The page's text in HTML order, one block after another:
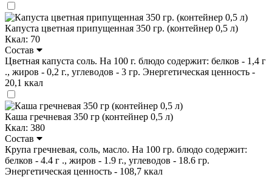
Капуста цветная припущенная 350 гр. (контейнер 0,5 л)
Ккал: 70
Состав
Цветная капуста соль. На 100 г. блюдо содержит: белков - 1,4 г
., жиров - 0,2 г., углеводов - 3 гр. Энергетическая ценность -
20,1 ккал
Каша гречневая 350 гр (контейнер 0,5 л)
Ккал: 380
Состав
Крупа гречневая, соль, масло. На 100 гр. блюдо содержит:
белков - 4.4 г ., жиров - 1.9 г., углеводов - 18.6 гр.
Энергетическая ценность - 108,7 ккал